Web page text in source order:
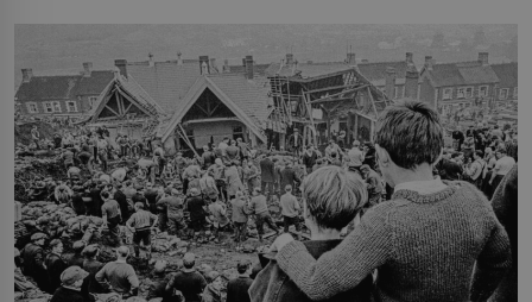
sídlil sériový vrah H. H. Holmes a také nejpropracovanější
past na lidi v dějinách americké kriminalistiky. Herman
Webster Mudgett (1861–1896) přijíždí […]